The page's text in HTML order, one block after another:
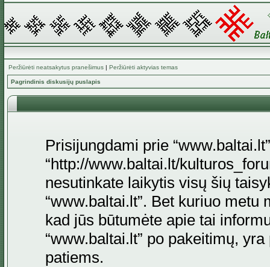
Peržiūrėti neatsakytus pranešimus | Peržiūrėti aktyvias temas
Pagrindinis diskusijų puslapis
Prisijungdami prie
“http://www.baltai.lt/
nesutinkate laikytis visų šių
“www.baltai.lt”. Bet kuriuo
kad jūs būtumėte apie tai
“www.baltai.lt” po pakeitimų,
patiems.